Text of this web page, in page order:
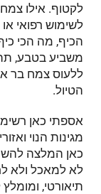
לקטוף. אילו
לשימוש רפואי
הכיף, מה הכי
משביע בטבע,
ללעוס צמח בר
הטיול.
אספתי כאן
מגינות הנוי
כאן המלצה
לא למאכל ולא
תיאורטי,